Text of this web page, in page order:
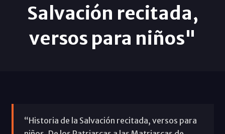
Salvación recitada,
versos para niños"
“Historia de la Salvación recitada, versos para